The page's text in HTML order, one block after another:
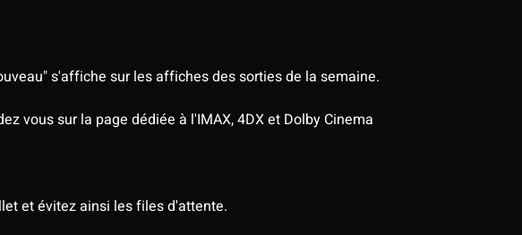
s'affiche sur les affiches des sorties de la semaine.
vous sur la page dédiée à l'IMAX, 4DX et Dolby Cinema
et évitez ainsi les files d'attente.